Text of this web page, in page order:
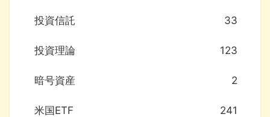
投資信託 33
投資理論 123
暗号資産 2
米国ETF 241